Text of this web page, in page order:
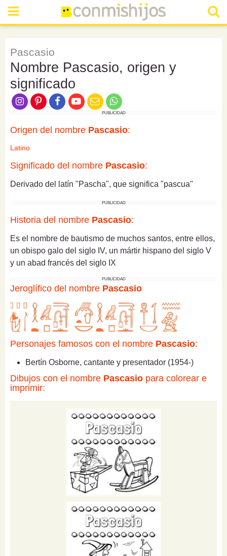
Pascasio
Nombre Pascasio, origen y
significado
PUBLICIDAD
Origen del nombre Pascasio:
Latino
Significado del nombre Pascasio:
Derivado del latín "Pascha", que significa "pascua"
PUBLICIDAD
Historia del nombre Pascasio:
Es el nombre de bautismo de muchos santos, entre ellos,
un obispo galo del siglo IV, un mártir hispano del siglo V
y un abad francés del siglo IX
PUBLICIDAD
Jeroglífico del nombre Pascasio
Personajes famosos con el nombre Pascasio:
Bertín Osborne, cantante y presentador (1954-)
Dibujos con el nombre Pascasio para colorear e
imprimir: